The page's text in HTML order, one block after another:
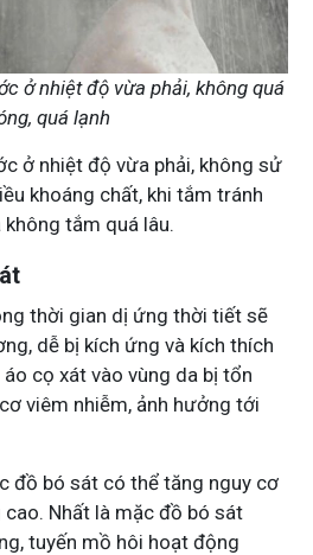
ở nhiệt độ vừa phải, không quá
quá lạnh
ở nhiệt độ vừa phải, không sử
khoáng chất, khi tắm tránh
tắm quá lâu.
thời gian dị ứng thời tiết sẽ
dễ bị kích ứng và kích thích
cọ xát vào vùng da bị tổn
viêm nhiễm, ảnh hưởng tới
đồ bó sát có thể tăng nguy cơ
Nhất là mặc đồ bó sát
tuyến mồ hôi hoạt động